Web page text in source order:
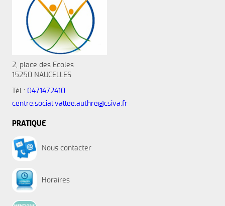
2, place des Ecoles
15250 NAUCELLES
Tél : 0471472410
centre.social.vallee.authre@csiva.fr
PRATIQUE
Nous contacter
Horaires